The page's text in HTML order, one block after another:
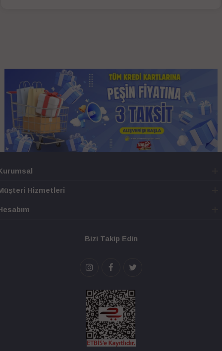
Hizmetleri
Bizi Takip Edin